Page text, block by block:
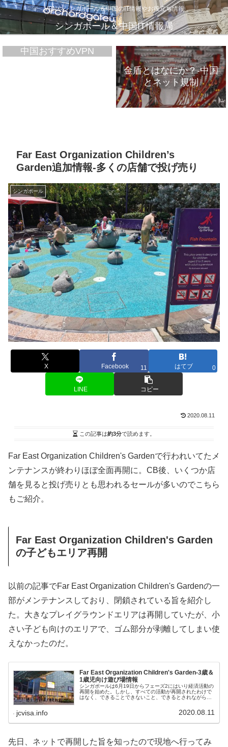
VPNやシンガポール＆中国のIT情報やお役立ち情報
シンガポール＆中国IT情報局
中国おすすめVPN
金盾とはなにか？-中国
とネット規制
Far East Organization Children’s
Garden追加情報-多くの店舗で投げ売り
シンガポール
X Facebook 11 はてブ 0
LINE コピー
2020.08.11
この記事は約3分で読めます。
Far East Organization Children's Gardenで行われいてたメ
ンテナンスが終わりほぼ全面再開に。CB後、いくつか店
舗を見ると投げ売りとも思われるセールが多いのでこちら
もご紹介。
Far East Organization Children's Garden
の子どもエリア再開
以前の記事でFar East Organization Children's Gardenの一
部がメンテナンスしており、閉鎖されている旨を紹介し
た。大きなプレイグラウンドエリアは再開していたが、小
さい子ども向けのエリアで、ゴム部分が剥離してしまい使
えなかったのだ。
Far East Organization Children's Garden-3歳＆
1歳児向け遊び場情報
シンガポールは6月19日からフェーズ2にはいり経済活動の
再開を始めた。しかし、すべての活動が再開されたわけで
はなく、できることできないこと、できるとされながら制
jcvisa.info 2020.08.11
先日、ネットで再開した旨を知ったので現地へ行ってみ